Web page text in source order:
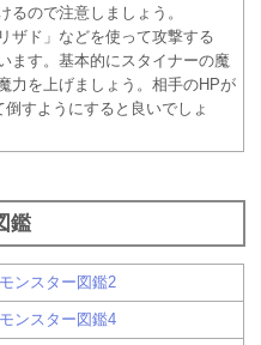
るので注意しましょう。
ザド」などを使って攻撃する
ます。基本的にスタイナーの魔
力を上げましょう。相手のHPが
すようにすると良いでしょ
鑑
モンスター図鑑2
モンスター図鑑4